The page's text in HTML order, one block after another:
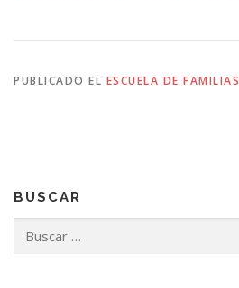
PUBLICADO EL ESCUELA DE FAMILIAS
BUSCAR